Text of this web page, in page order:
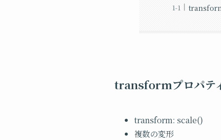
transformプロパテ
transform: scale()
複数の変形